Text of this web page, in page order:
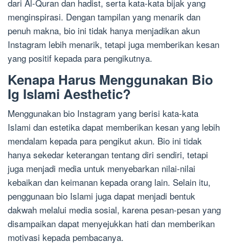
dari Al-Quran dan hadist, serta kata-kata bijak yang
menginspirasi. Dengan tampilan yang menarik dan
penuh makna, bio ini tidak hanya menjadikan akun
Instagram lebih menarik, tetapi juga memberikan kesan
yang positif kepada para pengikutnya.
Kenapa Harus Menggunakan Bio
Ig Islami Aesthetic?
Menggunakan bio Instagram yang berisi kata-kata
Islami dan estetika dapat memberikan kesan yang lebih
mendalam kepada para pengikut akun. Bio ini tidak
hanya sekedar keterangan tentang diri sendiri, tetapi
juga menjadi media untuk menyebarkan nilai-nilai
kebaikan dan keimanan kepada orang lain. Selain itu,
penggunaan bio Islami juga dapat menjadi bentuk
dakwah melalui media sosial, karena pesan-pesan yang
disampaikan dapat menyejukkan hati dan memberikan
motivasi kepada pembacanya.